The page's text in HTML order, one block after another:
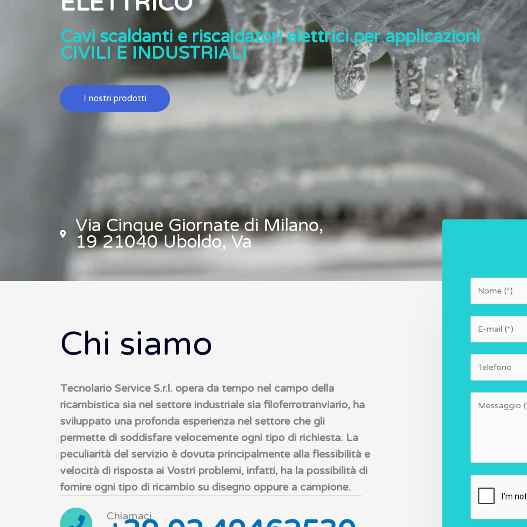
Cavi scaldanti e riscaldatori elettrici per applicazioni
CIVILI E INDUSTRIALI
I nostri prodotti
Via Cinque Giornate di Milano,
19 21040 Uboldo, Va
Chi siamo
Tecnolario Service S.r.l. opera da tempo nel campo della
ricambistica sia nel settore industriale sia filoferrotranviario, ha
sviluppato una profonda esperienza nel settore che gli
permette di soddisfare velocemente ogni tipo di richiesta. La
peculiarità del servizio è dovuta principalmente alla flessibilità e
velocità di risposta ai Vostri problemi, infatti, ha la possibilità di
fornire ogni tipo di ricambio su disegno oppure a campione.
Chiamaci
m
m
a
l
N
u
mM
a
i